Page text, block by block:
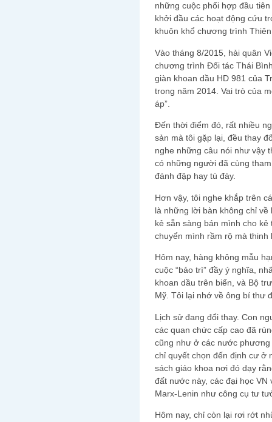
những cuộc phối hợp đầu
khởi đầu các hoạt động cứu
khuôn khổ chương trình
Vào tháng 8/2015, hải quân
chương trình Đối tác Thái
giàn khoan dầu HD 981 của
trong năm 2014. Vai trò của
áp”.
Đến thời điểm đó, rất nhiều
sản mà tôi gặp lại, đều thay
nghe những câu nói như vậy
có những người đã cùng
đánh đập hay tù đày.
Hơn vậy, tôi nghe khắp trên
là những lời bàn không chỉ
kẻ sẵn sàng bán mình cho
chuyển mình rầm rộ mà thinh
Hôm nay, hàng không mẫu
cuộc “bảo trì” đầy ý nghĩa,
khoan dầu trên biển, và Bộ
Mỹ. Tôi lại nhớ về ông bí thư
Lịch sử đang đổi thay. Con
các quan chức cấp cao đã
cũng như ở các nước phương
chỉ quyết chọn đến định cư ở
sách giáo khoa nơi đó dạy
đất nước này, các đại học
Marx-Lenin như công cụ tư
Hôm nay, chỉ còn lại rơi rớt